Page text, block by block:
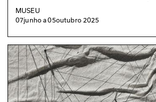
MUSEU
07junhoa05outubro 2025